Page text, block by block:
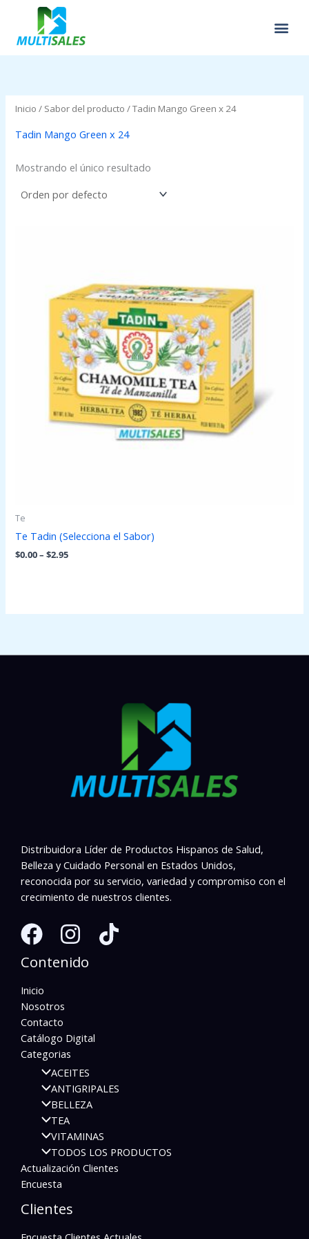
contenido
Inicio / Sabor del producto / Tadin Mango Green x 24
Tadin Mango Green x 24
Mostrando el único resultado
Te
Te Tadin (Selecciona el Sabor)
$0.00– $2.95
Distribuidora Líder de Productos Hispanos de Salud,
Belleza y Cuidado Personal en Estados Unidos,
reconocida por su servicio, variedad y compromiso con el
crecimiento de nuestros clientes.
Contenido
Inicio
Nosotros
Contacto
Catálogo Digital
Categorias
ACEITES
ANTIGRIPALES
BELLEZA
TEA
VITAMINAS
TODOS LOS PRODUCTOS
Actualización Clientes
Encuesta
Clientes